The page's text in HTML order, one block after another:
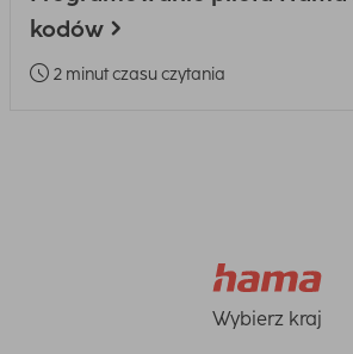
kodów
2 minut czasu czytania
Wybierz kraj